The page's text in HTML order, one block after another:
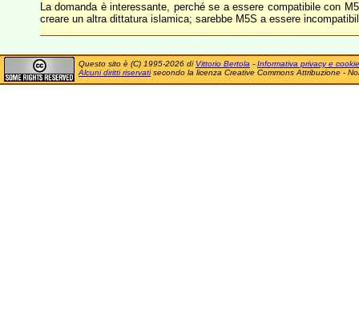
La domanda è interessante, perché se a essere compatibile con
creare un altra dittatura islamica; sarebbe M5S a essere
Questo sito è (C) 1995-2026 di Vittorio Bertola - Informativa privacy e cookie
Alcuni diritti riservatisecondo la licenza Creative Commons Attribuzione -